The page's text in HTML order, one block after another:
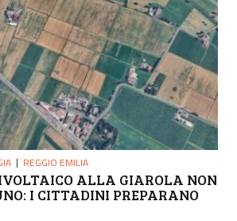
REGGIO EMILIA
ALLA GIAROLA NON
I CITTADINI PREPARANO